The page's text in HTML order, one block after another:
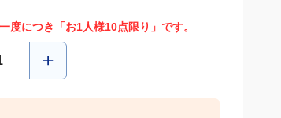
度につき「お1人様10点限り」です。